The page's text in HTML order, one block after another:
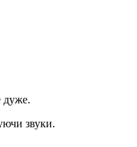
дуже.
звуки.